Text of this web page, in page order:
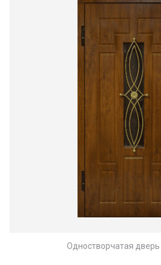
Одностворчатая дверь